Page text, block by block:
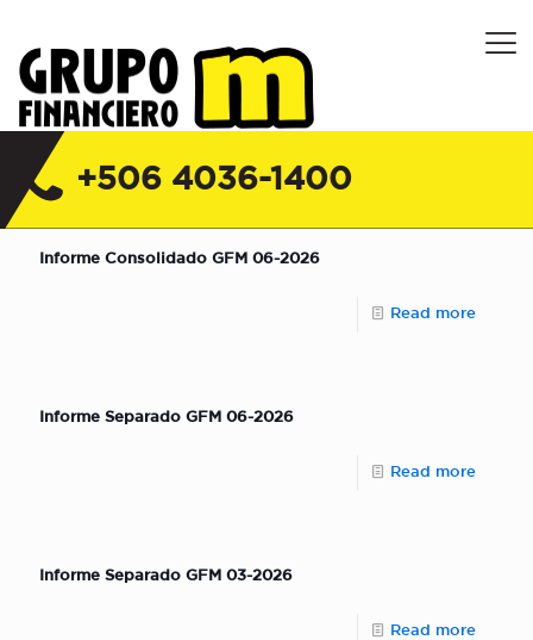
+506 4036-1400
Informe Consolidado GFM 06-2026
Read more
Informe Separado GFM 06-2026
Read more
Informe Separado GFM 03-2026
Read more